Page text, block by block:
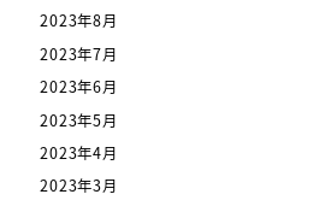
2023年8月
2023年7月
2023年6月
2023年5月
2023年4月
2023年3月